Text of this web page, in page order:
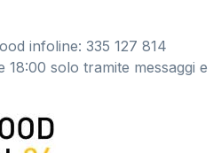
infoline: 335 127 814
18:00 solo tramite messaggi e